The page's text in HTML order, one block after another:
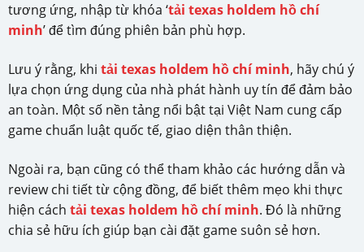
tương ứng, nhập từ khóa ‘tải texas holdem hồ chí
minh’ để tìm đúng phiên bản phù hợp.
Lưu ý rằng, khi tải texas holdem hồ chí minh, hãy chú ý
lựa chọn ứng dụng của nhà phát hành uy tín để đảm bảo
an toàn. Một số nền tảng nổi bật tại Việt Nam cung cấp
game chuẩn luật quốc tế, giao diện thân thiện.
Ngoài ra, bạn cũng có thể tham khảo các hướng dẫn và
review chi tiết từ cộng đồng, để biết thêm mẹo khi thực
hiện cách tải texas holdem hồ chí minh. Đó là những
chia sẻ hữu ích giúp bạn cài đặt game suôn sẻ hơn.